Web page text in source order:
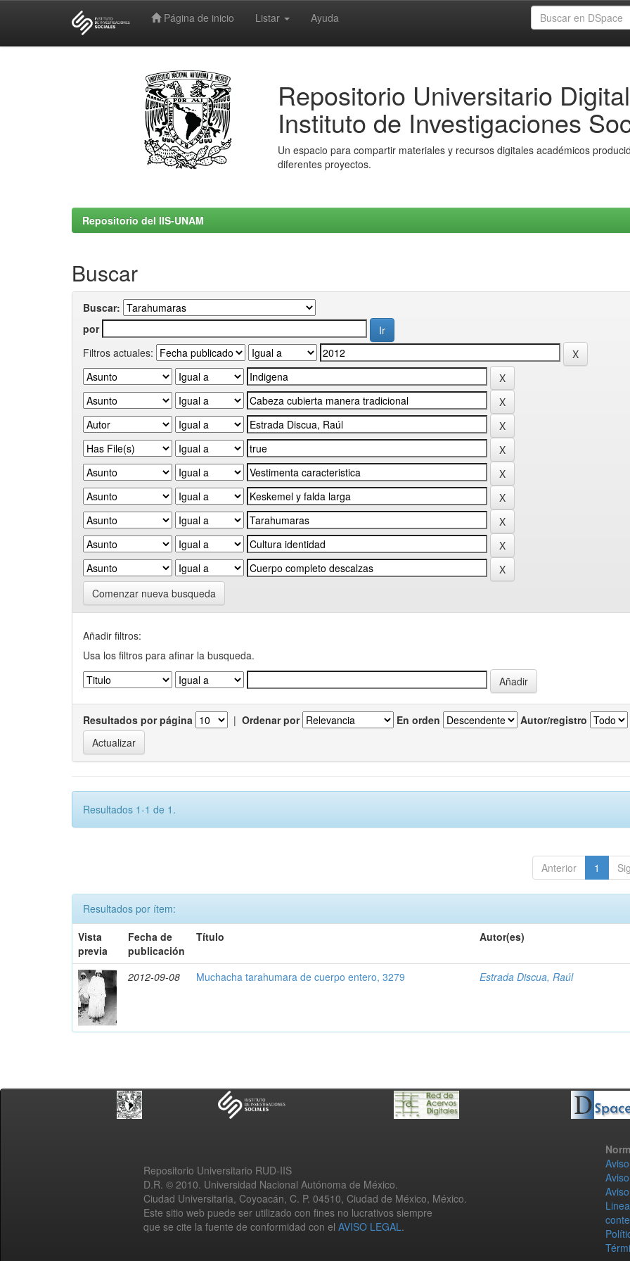
Página de inicio Listar Ayuda
Repositorio Universitario Digital
Instituto de Investigaciones
Un espacio para compartir materiales y recursos digitales académicos
diferentes proyectos.
Repositorio del IIS-UNAM
Buscar
Buscar:
por
Filtros actuales:
Comenzar nueva busqueda
Añadir filtros:
Usa los filtros para afinar la busqueda.
Resultados por página | Ordenar por En orden Autor/registro
Resultados 1-1 de 1.
Anterior 1
Resultados por ítem:
Vista
previa
Fecha de
publicación
Título Autor(es)
2012-09-08 Muchacha tarahumara de cuerpo entero, 3279 Estrada Discua, Raúl
Repositorio Universitario RUD-IIS
D.R. © 2010. Universidad Nacional Autónoma de México.
Ciudad Universitaria, Coyoacán, C. P. 04510, Ciudad de México, México.
Este sitio web puede ser utilizado con fines no lucrativos siempre
que se cite la fuente de conformidad con el AVISO LEGAL.